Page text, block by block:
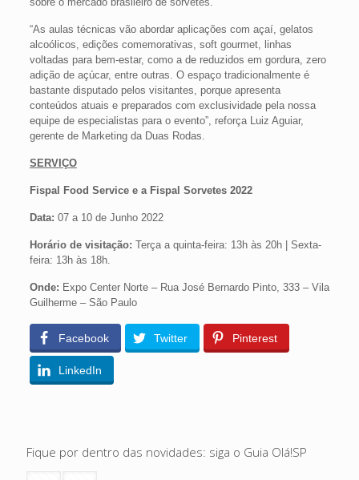
“As aulas técnicas vão abordar aplicações com açaí, gelatos
alcoólicos, edições comemorativas, soft gourmet, linhas
voltadas para bem-estar, como a de reduzidos em gordura, zero
adição de açúcar, entre outras. O espaço tradicionalmente é
bastante disputado pelos visitantes, porque apresenta
conteúdos atuais e preparados com exclusividade pela nossa
equipe de especialistas para o evento”, reforça Luiz Aguiar,
gerente de Marketing da Duas Rodas.
SERVIÇO
Fispal Food Service e a Fispal Sorvetes 2022
Data: 07 a 10 de Junho 2022
Horário de visitação: Terça a quinta-feira: 13h às 20h | Sexta-
feira: 13h às 18h.
Onde: Expo Center Norte – Rua José Bernardo Pinto, 333 – Vila
Guilherme – São Paulo
Facebook Twitter Pinterest
LinkedIn
Fique por dentro das novidades: siga o Guia Olá!SP